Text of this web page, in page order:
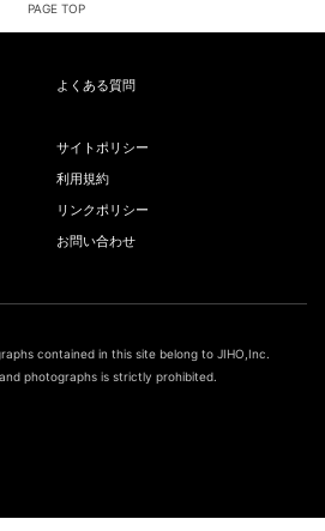
PAGE TOP
よくある質問
サイトポリシー
利用規約
リンクポリシー
お問い合わせ
contained in this site belong to JIHO,Inc.
photographs is strictly prohibited.